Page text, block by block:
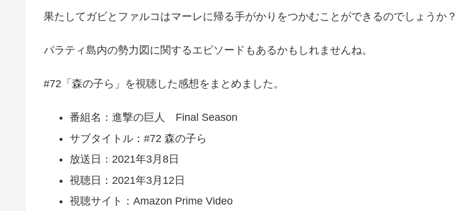
果たしてガビとファルコはマーレに帰る手がかりをつかむことができるのでしょうか？
パラティ島内の勢力図に関するエピソードもあるかもしれませんね。
#72「森の子ら」を視聴した感想をまとめました。
番組名：進撃の巨人 Final Season
サブタイトル：#72 森の子ら
放送日：2021年3月8日
視聴日：2021年3月12日
視聴サイト：Amazon Prime Video